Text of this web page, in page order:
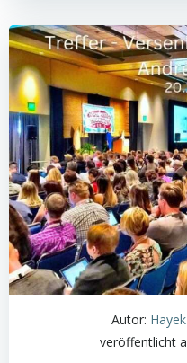
Autor:
veröffentlicht